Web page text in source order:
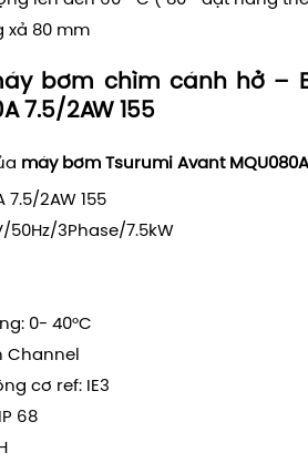
xả 80 mm
bơm chìm cánh hở –
7.5/2AW 155
máy bơm Tsurumi Avant MQU080A
7.5/2AW 155
50Hz/3Phase/7.5kW
0- 40°C
Channel
cơ ref: IE3
68